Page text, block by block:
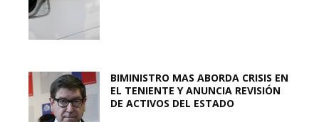
BIMINISTRO MAS ABORDA CRISIS EN
EL TENIENTE Y ANUNCIA REVISIÓN
DE ACTIVOS DEL ESTADO